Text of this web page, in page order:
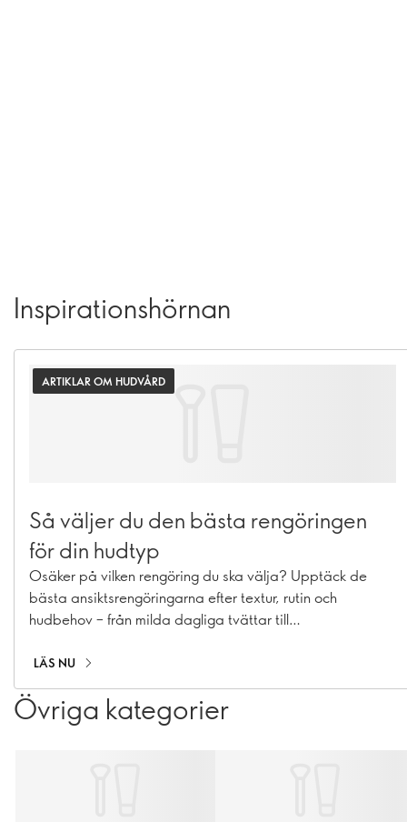
Inspirationshörnan
ARTIKLAR OM HUDVÅRD
Så väljer du den bästa rengöringen
för din hudtyp
Osäker på vilken rengöring du ska välja? Upptäck de
bästa ansiktsrengöringarna efter textur, rutin och
hudbehov – från milda dagliga tvättar till
LÄS NU
Övriga kategorier